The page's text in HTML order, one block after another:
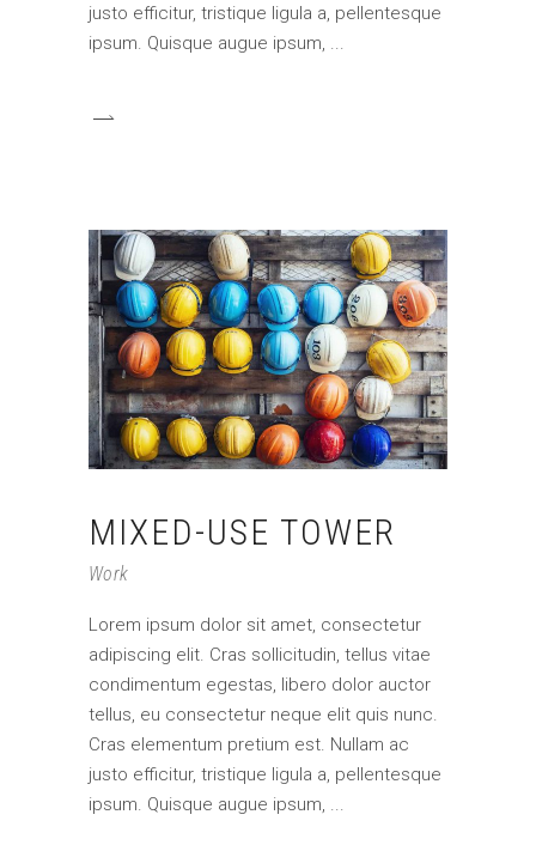
justo efficitur, tristique ligula a, pellentesque
ipsum. Quisque augue ipsum,
MIXED-USE TOWER
Work
Lorem ipsum dolor sit amet, consectetur
adipiscing elit. Cras sollicitudin, tellus vitae
condimentum egestas, libero dolor auctor
tellus, eu consectetur neque elit quis nunc.
Cras elementum pretium est. Nullam ac
justo efficitur, tristique ligula a, pellentesque
ipsum. Quisque augue ipsum,